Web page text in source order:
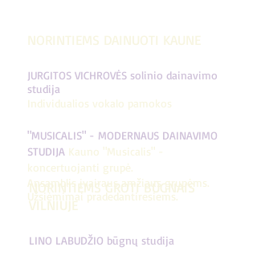
NORINTIEMS GROTI BŪGNAIS
VILNIUJE
LINO LABUDŽIO būgnų studija
NORINTIEMS DAINUOTI KAUNE
JURGITOS VICHROVĖS solinio dainavimo
studija
Individualios vokalo pamokos
"MUSICALIS" - MODERNAUS DAINAVIMO
STUDIJA Kauno "Musicalis" -
koncertuojanti grupė.
Ansamblis įvairaus amžiaus grupėms.
Užsiėmimai pradedantiresiems.